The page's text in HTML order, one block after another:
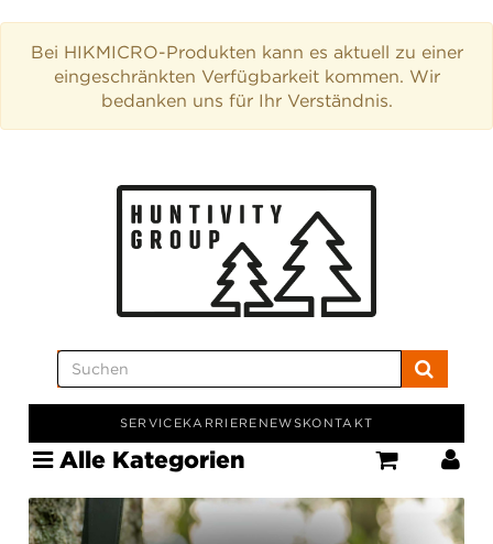
Bei HIKMICRO-Produkten kann es aktuell zu einer
eingeschränkten Verfügbarkeit kommen. Wir
bedanken uns für Ihr Verständnis.
SERVICEKARRIERE NEWSKONTAKT
Alle Kategorien